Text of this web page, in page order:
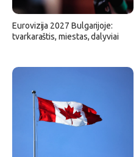
Eurovizija 2027 Bulgarijoje:
tvarkaraštis, miestas, dalyviai